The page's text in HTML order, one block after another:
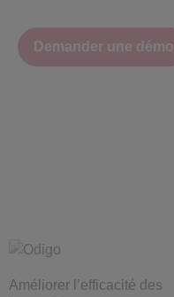
Demander une démo
Améliorer l’efficacité des